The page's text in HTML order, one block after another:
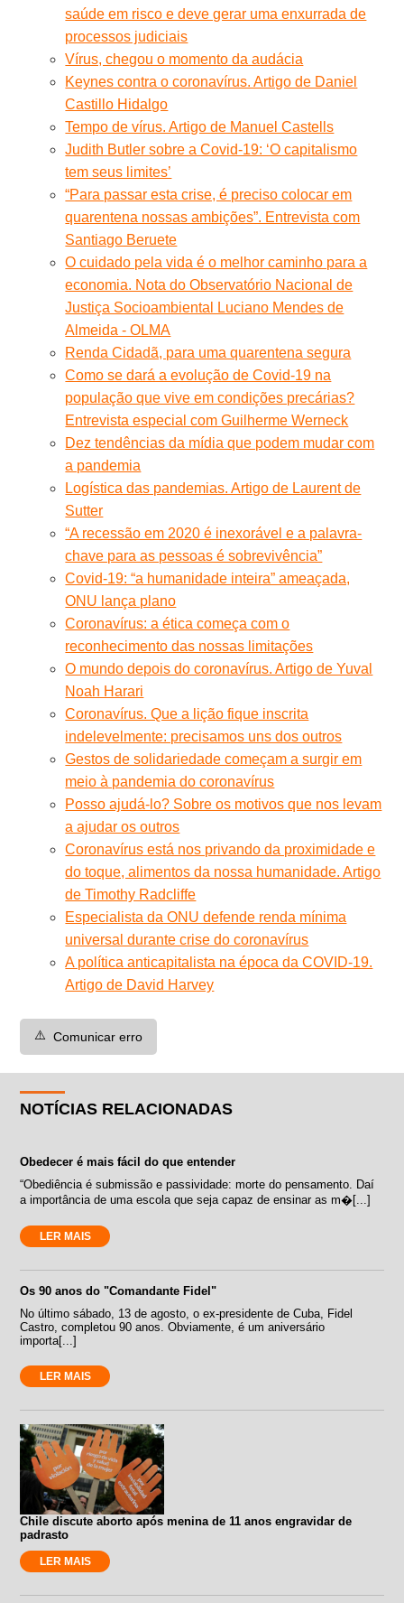
saúde em risco e deve gerar uma enxurrada de
processos judiciais
Vírus, chegou o momento da audácia
Keynes contra o coronavírus. Artigo de Daniel
Castillo Hidalgo
Tempo de vírus. Artigo de Manuel Castells
Judith Butler sobre a Covid-19: ‘O capitalismo
tem seus limites’
“Para passar esta crise, é preciso colocar em
quarentena nossas ambições”. Entrevista com
Santiago Beruete
O cuidado pela vida é o melhor caminho para a
economia. Nota do Observatório Nacional de
Justiça Socioambiental Luciano Mendes de
Almeida - OLMA
Renda Cidadã, para uma quarentena segura
Como se dará a evolução de Covid-19 na
população que vive em condições precárias?
Entrevista especial com Guilherme Werneck
Dez tendências da mídia que podem mudar com
a pandemia
Logística das pandemias. Artigo de Laurent de
Sutter
“A recessão em 2020 é inexorável e a palavra-
chave para as pessoas é sobrevivência”
Covid-19: “a humanidade inteira” ameaçada,
ONU lança plano
Coronavírus: a ética começa com o
reconhecimento das nossas limitações
O mundo depois do coronavírus. Artigo de Yuval
Noah Harari
Coronavírus. Que a lição fique inscrita
indelevelmente: precisamos uns dos outros
Gestos de solidariedade começam a surgir em
meio à pandemia do coronavírus
Posso ajudá-lo? Sobre os motivos que nos levam
a ajudar os outros
Coronavírus está nos privando da proximidade e
do toque, alimentos da nossa humanidade. Artigo
de Timothy Radcliffe
Especialista da ONU defende renda mínima
universal durante crise do coronavírus
A política anticapitalista na época da COVID-19.
Artigo de David Harvey
⚠️ Comunicar erro
NOTÍCIAS RELACIONADAS
Obedecer é mais fácil do que entender
“Obediência é submissão e passividade: morte do pensamento. Daí
a importância de uma escola que seja capaz de ensinar as m�[...]
LER MAIS
Os 90 anos do "Comandante Fidel"
No último sábado, 13 de agosto, o ex-presidente de Cuba, Fidel
Castro, completou 90 anos. Obviamente, é um aniversário
importa[...]
LER MAIS
Chile discute aborto após menina de 11 anos engravidar de
padrasto
LER MAIS